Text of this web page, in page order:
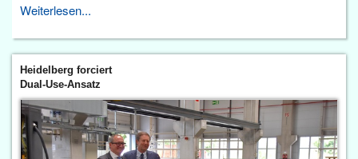
Weiterlesen...
Heidelberg forciert
Dual-Use-Ansatz